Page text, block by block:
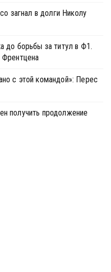
загнал в долги Николу
до борьбы за титул в Ф1.
Френтцена
с этой командой»: Перес
получить продолжение